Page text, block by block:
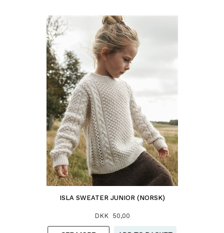
ISLA SWEATER JUNIOR (NORSK)
DKK 50,00